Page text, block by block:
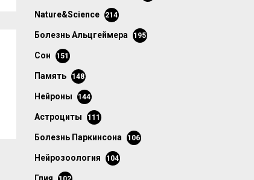
Nature&Science 214
болезнь Альцгеймера 195
сон 151
память 148
нейроны 144
астроциты 111
болезнь Паркинсона 106
нейрозоология 104